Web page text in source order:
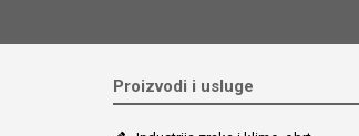
Proizvodi i usluge